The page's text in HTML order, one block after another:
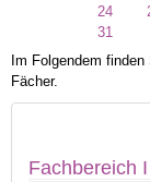
24
31
Im Folgendem
Fächer.
Fachbereich